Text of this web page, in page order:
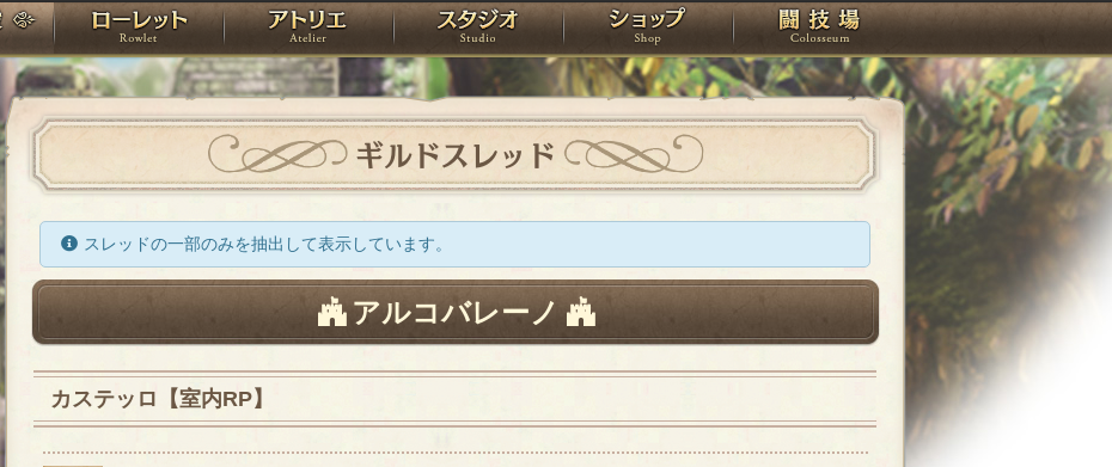
PandoraPartyProject
神殿 ローレット アトリエ スタジオ ショップ 闘技場
ギルドスレッド
スレッドの一部のみを抽出して表示しています。
アルコバレーノ
カステッロ【室内RP】